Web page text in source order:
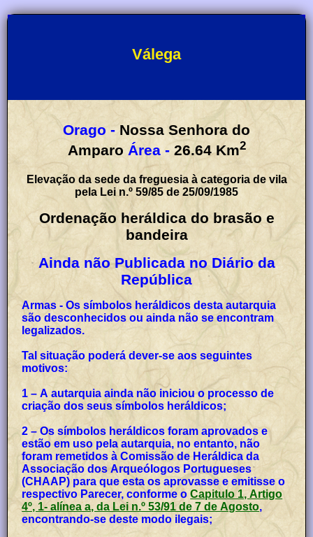
Válega
Orago - Nossa Senhora do
Amparo Área - 26.64 Km2
Elevação da sede da freguesia à categoria de vila
pela Lei n.º 59/85 de 25/09/1985
Ordenação heráldica do brasão e
bandeira
Ainda não Publicada no Diário da
República
Armas - Os símbolos heráldicos desta autarquia
são desconhecidos ou ainda não se encontram
legalizados.
Tal situação poderá dever-se aos seguintes
motivos:
1 – A autarquia ainda não iniciou o processo de
criação dos seus símbolos heráldicos;
2 – Os símbolos heráldicos foram aprovados e
estão em uso pela autarquia, no entanto, não
foram remetidos à Comissão de Heráldica da
Associação dos Arqueólogos Portugueses
(CHAAP) para que esta os aprovasse e emitisse o
respectivo Parecer, conforme oCapitulo 1, Artigo
4º, 1- alínea a, da Lei n.º 53/91 de 7 de Agosto,
encontrando-se deste modo ilegais;